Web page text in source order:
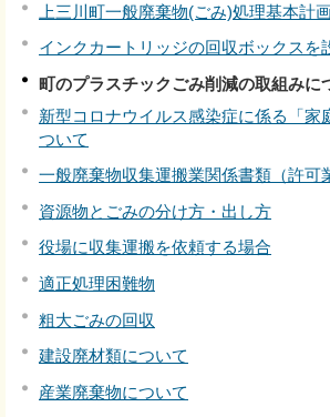
上三川町一般廃棄物(ごみ)処理基本計
インクカートリッジの回収ボックスを
町のプラスチックごみ削減の取組みに
新型コロナウイルス感染症に係る「家
ついて
一般廃棄物収集運搬業関係書類（許可
資源物とごみの分け方・出し方
役場に収集運搬を依頼する場合
適正処理困難物
粗大ごみの回収
建設廃材類について
産業廃棄物について